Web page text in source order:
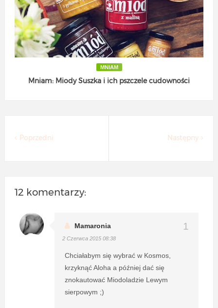
MNIAM
Mniam: Miody Suszka i ich pszczele cudowności
Następny
Poprzedni
12 komentarzy:
Mamaronia
2 Czerwca 2015 08:38
Chciałabym się wybrać w Kosmos,
krzyknąć Aloha a później dać się
znokautować Miodoladzie Lewym
sierpowym ;)